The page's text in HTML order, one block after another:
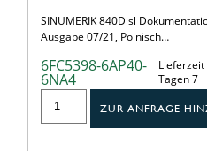
SINUMERIK 840D sl
Ausgabe 07/21, Polnisch…
6FC5398-6AP40-
6NA4
Lieferzeit
Tagen 7
ZUR ANFRAGE